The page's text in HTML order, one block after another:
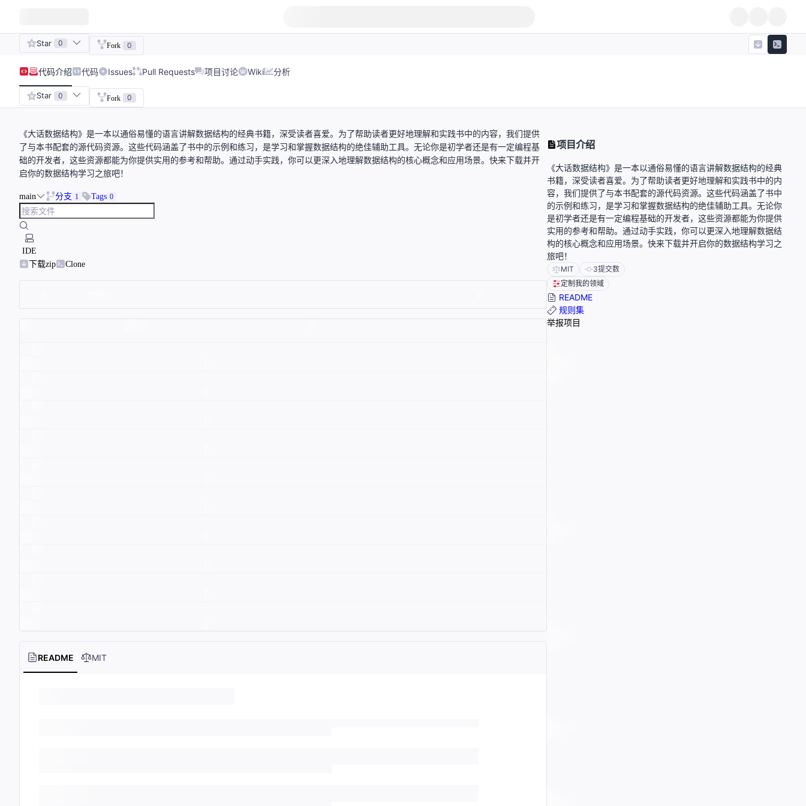
Star 0 Fork 0
代码介绍 代码 Issues Pull Requests 项目讨论 Wiki 分析
Star 0 Fork 0
《大话数据结构》是一本以通俗易懂的语言讲解数据结构的经典书籍，深受读者喜爱。为了帮助读者更好地理解和实践书中的内容，我们提供
了与本书配套的源代码资源。这些代码涵盖了书中的示例和练习，是学习和掌握数据结构的绝佳辅助工具。无论你是初学者还是有一定编程基
础的开发者，这些资源都能为你提供实用的参考和帮助。通过动手实践，你可以更深入地理解数据结构的核心概念和应用场景。快来下载并开
启你的数据结构学习之旅吧！
main 分支 1 Tags 0
IDE
下载zip
Clone
README MIT
项目介绍
《大话数据结构》是一本以通俗易懂的语言讲解数据结构的经典
书籍，深受读者喜爱。为了帮助读者更好地理解和实践书中的内
容，我们提供了与本书配套的源代码资源。这些代码涵盖了书中
的示例和练习，是学习和掌握数据结构的绝佳辅助工具。无论你
是初学者还是有一定编程基础的开发者，这些资源都能为你提供
实用的参考和帮助。通过动手实践，你可以更深入地理解数据结
构的核心概念和应用场景。快来下载并开启你的数据结构学习之
旅吧！
MIT 3提交数
定制我的领域
README
规则集
举报项目